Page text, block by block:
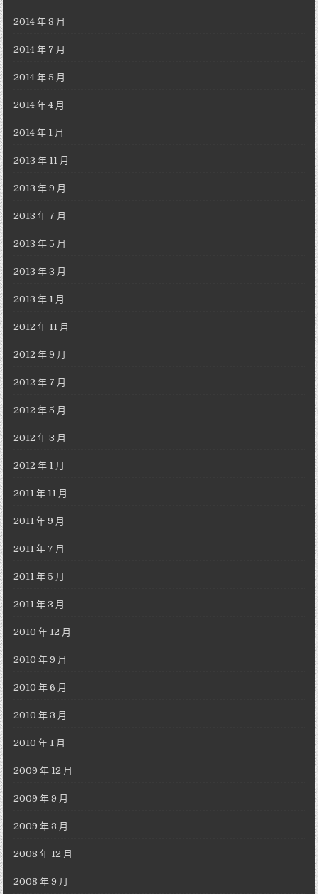
2014 年 8 月
2014 年 7 月
2014 年 5 月
2014 年 4 月
2014 年 1 月
2013 年 11 月
2013 年 9 月
2013 年 7 月
2013 年 5 月
2013 年 3 月
2013 年 1 月
2012 年 11 月
2012 年 9 月
2012 年 7 月
2012 年 5 月
2012 年 3 月
2012 年 1 月
2011 年 11 月
2011 年 9 月
2011 年 7 月
2011 年 5 月
2011 年 3 月
2010 年 12 月
2010 年 9 月
2010 年 6 月
2010 年 3 月
2010 年 1 月
2009 年 12 月
2009 年 9 月
2009 年 3 月
2008 年 12 月
2008 年 9 月